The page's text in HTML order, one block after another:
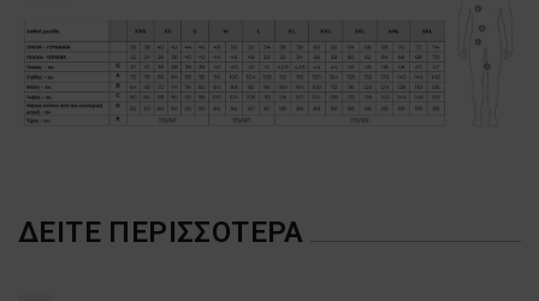
ΔΕΊΤΕ ΠΕΡΙΣΣΌΤΕΡΑ